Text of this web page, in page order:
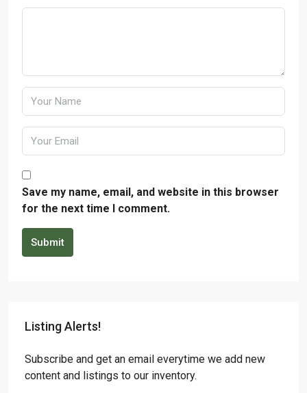
Save my name, email, and website in this browser
for the next time I comment.
Submit
Listing Alerts!
Subscribe and get an email everytime we add new
content and listings to our inventory.